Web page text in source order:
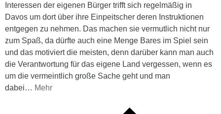
Interessen der eigenen Bürger trifft sich regelmäßig in
Davos um dort über ihre Einpeitscher deren Instruktionen
entgegen zu nehmen. Das machen sie vermutlich nicht nur
zum Spaß, da dürfte auch eine Menge Bares im Spiel sein
und das motiviert die meisten, denn darüber kann man auch
die Verantwortung für das eigene Land vergessen, wenn es
um die vermeintlich große Sache geht und man
dabei… Mehr